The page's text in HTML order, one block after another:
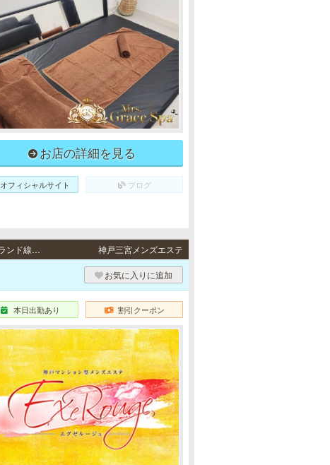
お店の詳細を見る
オフィシャルサイト ブログ
三宮 / JR東海道本線「三ノ宮駅」・阪急各線／阪神本線「神戸三宮駅」・ポートアイランド線「三宮駅」・地下鉄各線「三宮駅」より徒歩5分 神戸三宮メンズエステ
お気に入りに追加
本日出勤あり 割引クーポン